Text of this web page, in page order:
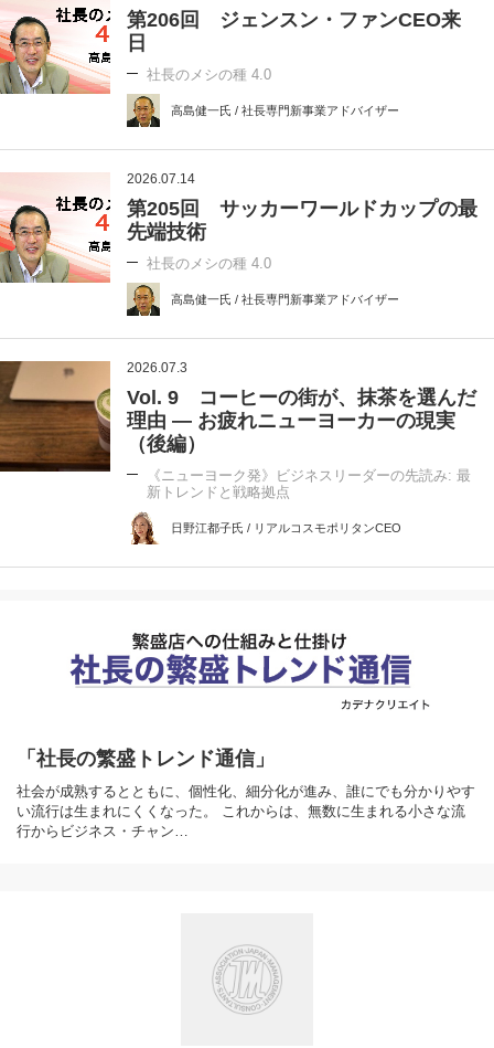
第206回 ジェンスン・ファンCEO来
日
社長のメシの種 4.0
高島健一氏 / 社長専門新事業アドバイザー
2026.07.14
第205回 サッカーワールドカップの最
先端技術
社長のメシの種 4.0
高島健一氏 / 社長専門新事業アドバイザー
2026.07.3
Vol. 9 コーヒーの街が、抹茶を選んだ
理由 ― お疲れニューヨーカーの現実
（後編）
《ニューヨーク発》ビジネスリーダーの先読み: 最
新トレンドと戦略拠点
日野江都子氏 / リアルコスモポリタンCEO
「社長の繁盛トレンド通信」
社会が成熟するとともに、個性化、細分化が進み、誰にでも分かりやす
い流行は生まれにくくなった。 これからは、無数に生まれる小さな流
行からビジネス・チャン…